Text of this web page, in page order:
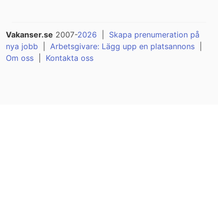
Vakanser.se 2007-2026
Skapa prenumeration på
nya jobb
Arbetsgivare: Lägg upp en platsannons
Om oss
Kontakta oss